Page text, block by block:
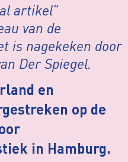
artikel”
van de
is nagekeken door
Der Spiegel.
en
op de
in Hamburg.